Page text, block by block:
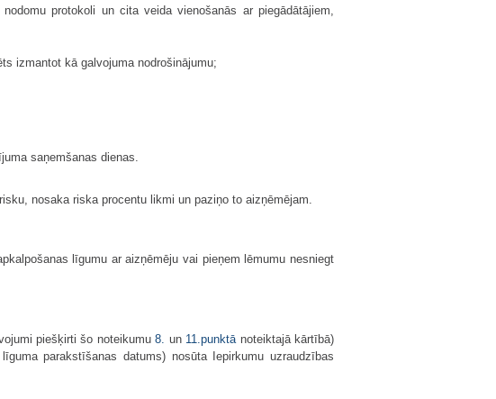
protokoli un cita veida vienošanās ar piegādātājiem,
izmantot kā galvojuma nodrošinājumu;
saņemšanas dienas.
nosaka riska procentu likmi un paziņo to aizņēmējam.
līgumu ar aizņēmēju vai pieņem lēmumu nesniegt
piešķirti šo noteikumu8. un 11.punktā noteiktajā kārtībā)
parakstīšanas datums) nosūta Iepirkumu uzraudzības